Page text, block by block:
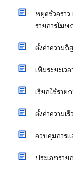
หยุดชั่วครา
รายการโฆษ
ตั้งค่าความถี่
เพิ่มระยะเว
เรียกใช้ราย
ตั้งค่าความเ
ควบคุมการ
ประเภทราย